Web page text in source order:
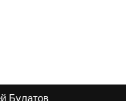
Булатов